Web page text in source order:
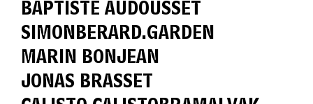
BAPTISTE AUDOUSSET
SIMONBERARD.GARDEN
MARIN BONJEAN
JONAS BRASSET